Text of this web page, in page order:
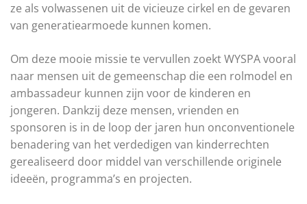
ze als volwassenen uit de vicieuze cirkel en de gevaren
van generatiearmoede kunnen komen.
Om deze mooie missie te vervullen zoekt WYSPA vooral
naar mensen uit de gemeenschap die een rolmodel en
ambassadeur kunnen zijn voor de kinderen en
jongeren. Dankzij deze mensen, vrienden en
sponsoren is in de loop der jaren hun onconventionele
benadering van het verdedigen van kinderrechten
gerealiseerd door middel van verschillende originele
ideeën, programma’s en projecten.